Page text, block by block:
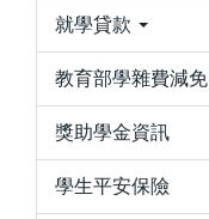
就學貸款
教育部學雜費減免
獎助學金資訊
學生平安保險